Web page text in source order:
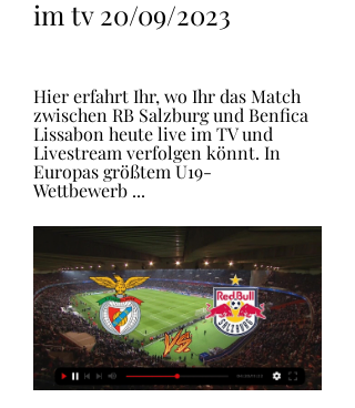
im tv 20/09/2023
Hier erfahrt Ihr, wo Ihr das Match
zwischen RB Salzburg und Benfica
Lissabon heute live im TV und
Livestream verfolgen könnt. In
Europas größtem U19-
Wettbewerb ...